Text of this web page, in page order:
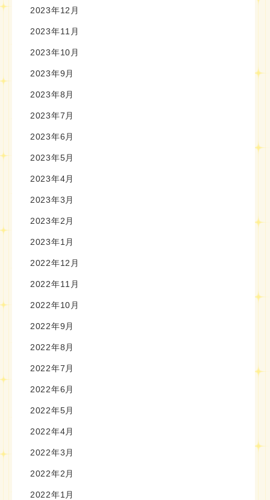
2023年12月
2023年11月
2023年10月
2023年9月
2023年8月
2023年7月
2023年6月
2023年5月
2023年4月
2023年3月
2023年2月
2023年1月
2022年12月
2022年11月
2022年10月
2022年9月
2022年8月
2022年7月
2022年6月
2022年5月
2022年4月
2022年3月
2022年2月
2022年1月